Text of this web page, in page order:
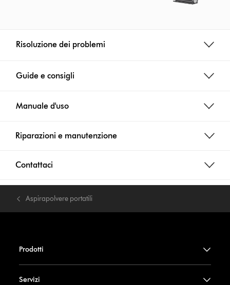
Risoluzione dei problemi
Guide e consigli
Manuale d'uso
Riparazioni e manutenzione
Contattaci
Aspirapolvere portatili
Prodotti
Servizi